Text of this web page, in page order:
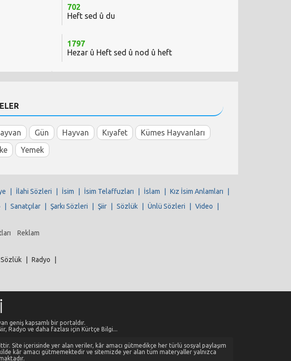
702
Heft sed û du
1797
Hezar û Heft sed û nod û heft
Gün Hayvan Kıyafet
Kümes Hayvanları
Yemek
İlahi Sözleri İsim İsim Telaffuzları İslam Kız İsim Anlamları
Sanatçılar Şarkı Sözleri Şiir Sözlük Ünlü Sözleri Video
Reklam
Radyo
geniş kapsamlı bir portaldır.
Radyo ve daha fazlası için Kürtçe Bilgi...
Site içerisinde yer alan veriler, kâr amacı gütmedikçe her türlü sosyal paylaşım
kâr amacı gütmemektedir ve sitemizde yer alan tüm materyaller yalnızca